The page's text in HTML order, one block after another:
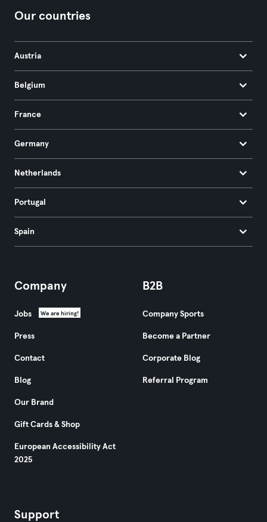
Our countries
Austria
Belgium
France
Germany
Netherlands
Portugal
Spain
Company
Jobs We are hiring!
Press
Contact
Blog
Our Brand
Gift Cards & Shop
European Accessibility Act
2025
B2B
Company Sports
Become a Partner
Corporate Blog
Referral Program
Support